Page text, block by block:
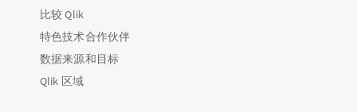
比较 Qlik
特色技术合作伙伴
数据来源和目标
Qlik 区域